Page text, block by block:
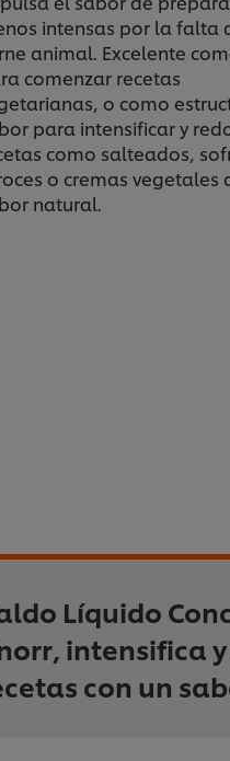
intensas por la falta
animal. Excelente
comenzar recetas
o como
para intensificar y
como salteados,
o cremas vegetales
natural.
Líquido
intensifica
con un